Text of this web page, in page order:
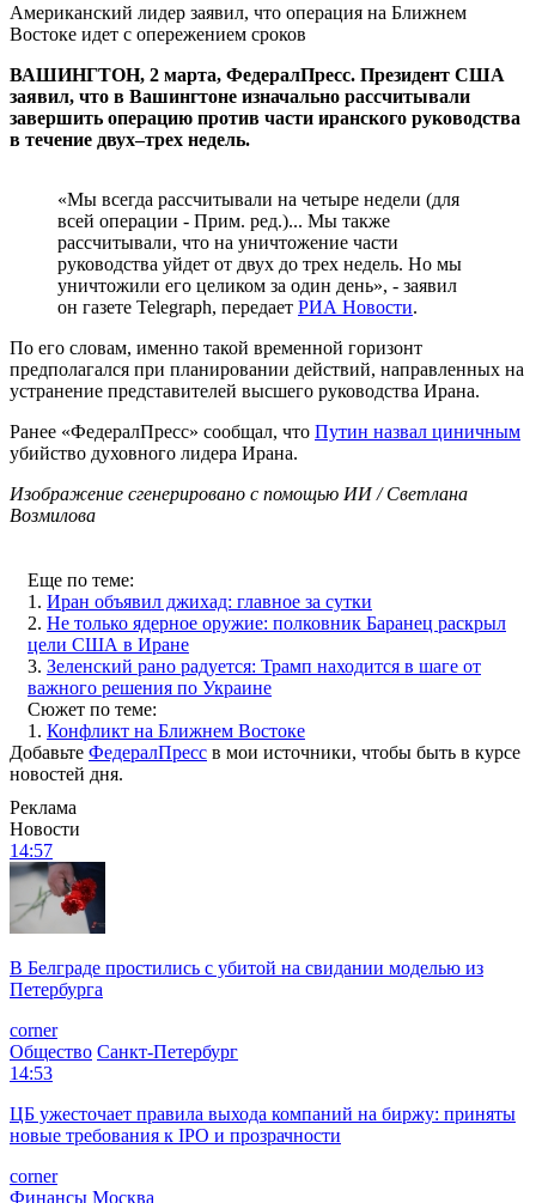
Американский лидер заявил, что операция на Ближнем
Востоке идет с опережением сроков
ВАШИНГТОН, 2 марта, ФедералПресс. Президент США
заявил, что в Вашингтоне изначально рассчитывали
завершить операцию против части иранского руководства
в течение двух–трех недель.
«Мы всегда рассчитывали на четыре недели (для
всей операции - Прим. ред.)... Мы также
рассчитывали, что на уничтожение части
руководства уйдет от двух до трех недель. Но мы
уничтожили его целиком за один день», - заявил
он газете Telegraph, передает РИА Новости.
По его словам, именно такой временной горизонт
предполагался при планировании действий, направленных на
устранение представителей высшего руководства Ирана.
Ранее «ФедералПресс» сообщал, что Путин назвал циничным
убийство духовного лидера Ирана.
Изображение сгенерировано с помощью ИИ / Светлана
Возмилова
Еще по теме:
1. Иран объявил джихад: главное за сутки
2. Не только ядерное оружие: полковник Баранец раскрыл
цели США в Иране
3. Зеленский рано радуется: Трамп находится в шаге от
важного решения по Украине
Сюжет по теме:
1. Конфликт на Ближнем Востоке
Добавьте ФедералПресс в мои источники, чтобы быть в курсе
новостей дня.
Реклама
Новости
14:57
В Белграде простились с убитой на свидании моделью из
Петербурга
corner
Общество Санкт-Петербург
14:53
ЦБ ужесточает правила выхода компаний на биржу: приняты
новые требования к IPO и прозрачности
corner
Финансы Москва